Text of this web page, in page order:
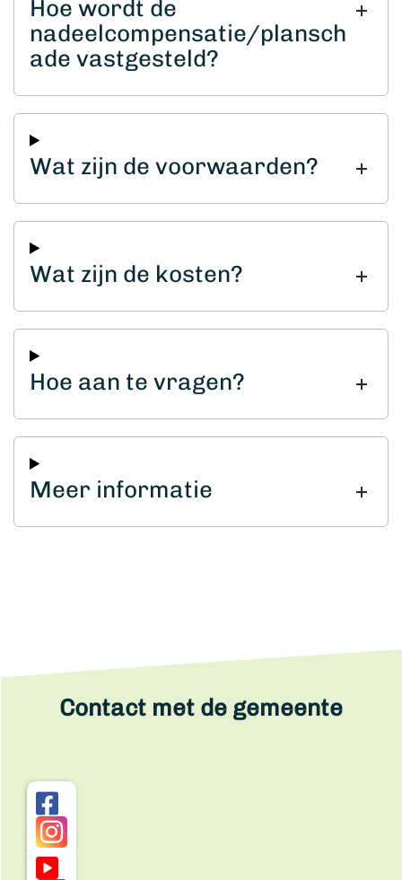
Hoe wordt de
nadeelcompensatie/plansch
ade vastgesteld?
Wat zijn de voorwaarden?
Wat zijn de kosten?
Hoe aan te vragen?
Meer informatie
Contact met de gemeente